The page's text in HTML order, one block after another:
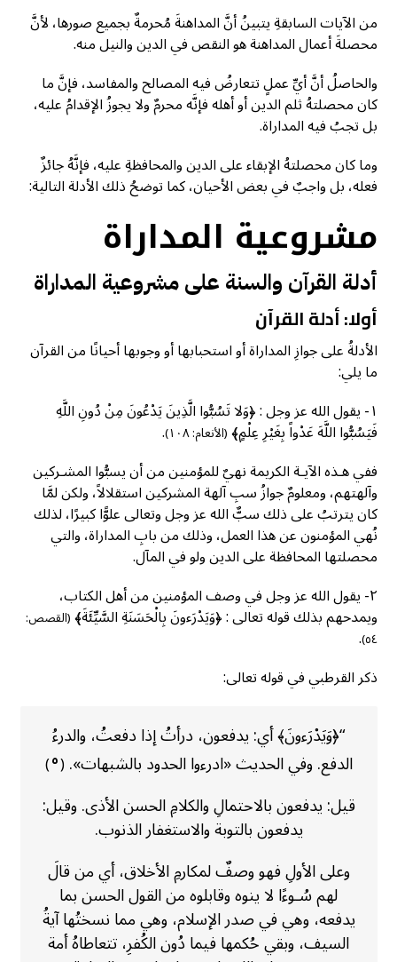
من الآيات السابقةِ يتبينُ أنَّ المداهنةَ مُحرمةٌ بجميع صورها، لأنَّ
محصلةَ أعمال المداهنة هو النقص في الدين والنيل منه.
والحاصلُ أنَّ أيِّ عملٍ تتعارضُ فيه المصالح والمفاسد، فإنَّ ما
كان محصلتهُ ثلم الدين أو أهله فإنَّه محرمٌ ولا يجوزُ الإقدامُ عليه،
بل تجبُ فيه المداراة.
وما كان محصلتهُ الإبقاء على الدين والمحافظةِ عليه، فإنَّهُ جائزٌ
فعله، بل واجبٌ في بعض الأحيان، كما توضحُ ذلك الأدلة التالية:
مشروعية المداراة
أدلة القرآن والسنة على مشروعية المداراة
أولا: أدلة القرآن
الأدلةُ على جوازِ المداراة أو استحبابها أو وجوبها أحيانًا من القرآن
ما يلي:
١- يقول الله عز وجل : ﴿وَلا تَسُبُّوا الَّذِينَ يَدْعُونَ مِنْ دُونِ اللَّهِ
فَيَسُبُّوا اللَّهَ عَدْواً بِغَيْرِ عِلْمٍ﴾(الأنعام: ١٠٨)
.
ففي هـذه الآيـة الكريمة نهيٌ للمؤمنين من أن يسبُّوا المشـركين
وآلهتهم، ومعلومٌ جوازُ سبِ آلهة المشركين استقلالاً، ولكن لمَّا
كان يترتبُ على ذلك سبٌّ الله عز وجل وتعالى علوًّا كبيرًا، لذلك
نُهي المؤمنون عن هذا العمل، وذلك من بابِ المداراة، والتي
محصلتها المحافظة على الدين ولو في المآل.
٢- يقول الله عز وجل في وصف المؤمنين من أهل الكتاب،
ويمدحهم بذلك قوله تعالى : ﴿وَيَدْرَءونَ بِالْحَسَنَةِ السَّيِّئَةَ﴾(القصص:
٥٤).
ذكر القرطبي في قوله تعالى:
“﴿وَيَدْرَءونَ﴾ أي: يدفعون، درأتُ إذا دفعتُ، والدرءُ
الدفع. وفي الحديث «ادرءوا الحدود بالشبهات».(٥)
قيل: يدفعون بالاحتمالِ والكلامِ الحسن الأذى. وقيل:
يدفعون بالتوبة والاستغفار الذنوب.
وعلى الأولِ فهو وصفٌ لمكارمِ الأخلاق، أي من قالَ
لهم سُـوءًا لا ينوه وقابلوه من القول الحسن بما
يدفعه، وهي في صدر الإسلام، وهي مما نسختُها آيةُ
السيف، وبقي حُكمها فيما دُون الكُفرِ، تتعاطاهُ أمة